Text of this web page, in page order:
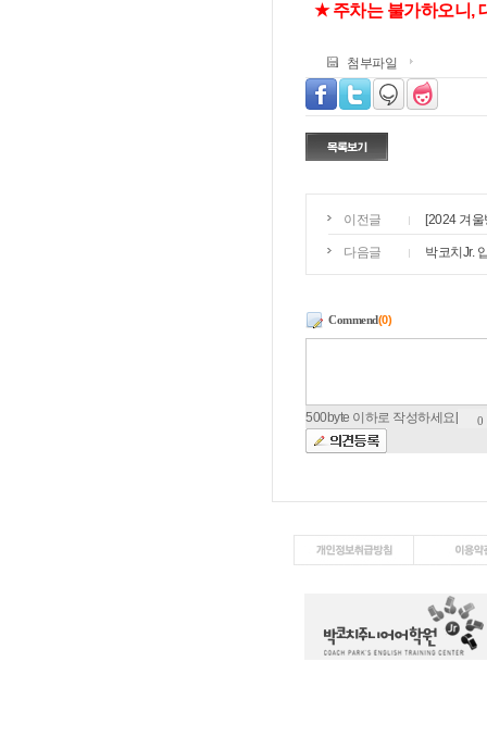
★주차는 불가하오니,
첨부파일
이전글 [2024 겨
다음글 박코치Jr.
Commend(0)
500byte 이하로 작성하세요[